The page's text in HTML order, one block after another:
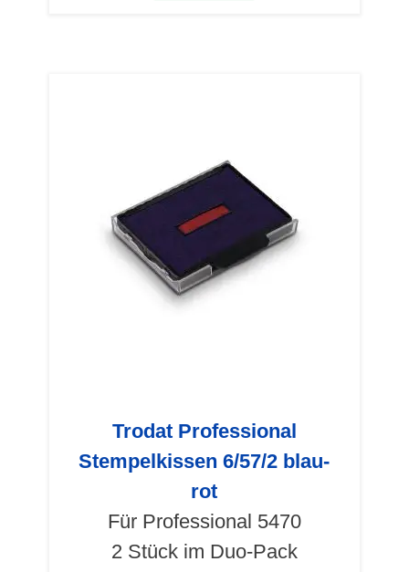
Trodat Professional
Stempelkissen 6/57/2 blau-
rot
Für Professional 5470
2 Stück im Duo-Pack